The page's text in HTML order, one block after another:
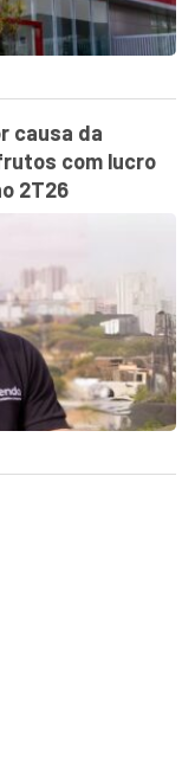
causa da
com lucro
2T26